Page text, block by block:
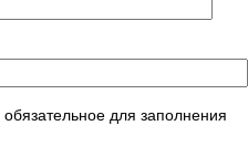
для заполнения